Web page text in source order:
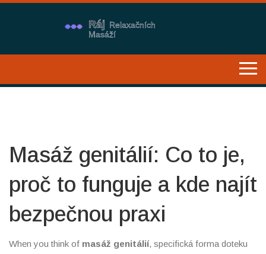
Masáž genitálií: Co to je,
proč to funguje a kde najít
bezpečnou praxi
When you think of masáž genitálií, specifická forma doteku